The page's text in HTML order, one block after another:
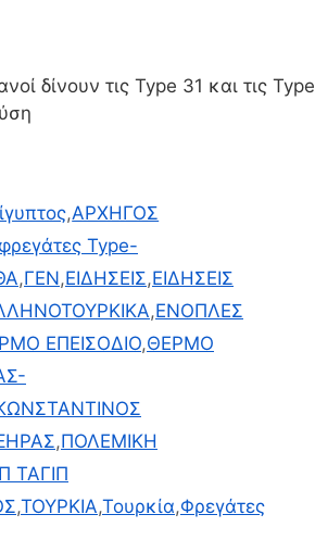
δίνουν τις Type 31 και τις Type
,ΑΡΧΗΓΟΣ
Type-
,ΓΕΝ,ΕΙΔΗΣΕΙΣ,ΕΙΔΗΣΕΙΣ
,ΕΝΟΠΛΕΣ
ΕΠΕΙΣΟΔΙΟ,ΘΕΡΜΟ
,ΠΟΛΕΜΙΚΗ
ΤΑΓΙΠ
,ΤΟΥΡΚΙΑ,Τουρκία,Φρεγάτες